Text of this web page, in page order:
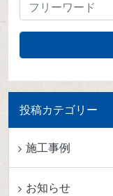
投稿カテゴリー
施工事例
お知らせ